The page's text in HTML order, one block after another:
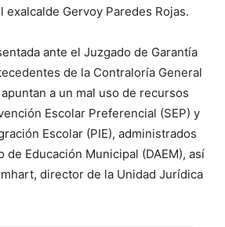
exalcalde Gervoy Paredes Rojas.
ante el Juzgado de Garantía
de la Contraloría General
a un mal uso de recursos
Escolar Preferencial (SEP) y
Escolar (PIE), administrados
de Educación Municipal (DAEM), así
director de la Unidad Jurídica